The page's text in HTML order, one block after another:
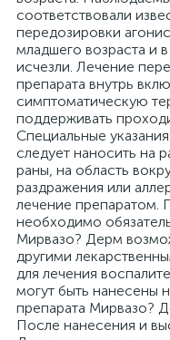
соответствовали
передозировки
младшего возраста и
исчезли. Лечение
препарата внутрь
симптоматическую
поддерживать
Специальные
следует наносить на
раны, на область
раздражения или
лечение препаратом.
необходимо
Мирвазо? Дерм
другими
для лечения
могут быть нанесены
препарата Мирвазо?
После нанесения и